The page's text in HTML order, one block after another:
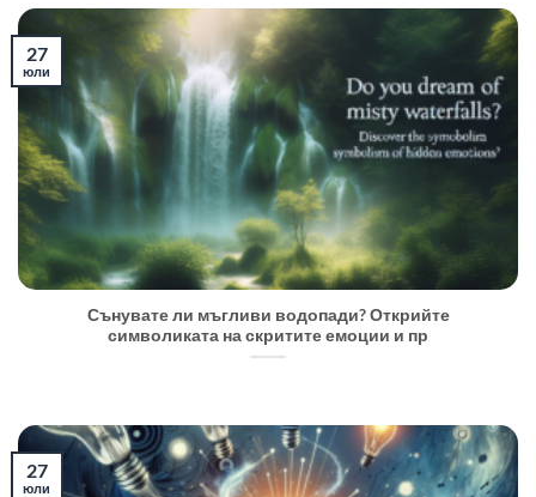
Сънувате ли мъгливи водопади? Открийте
символиката на скритите емоции и пр
27
юли
27
юли